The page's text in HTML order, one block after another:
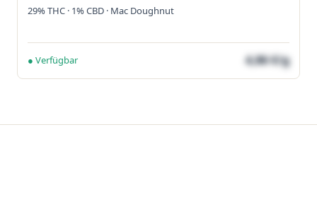
29% THC · 1% CBD · Mac Doughnut
● Verfügbar 4,86 €/g